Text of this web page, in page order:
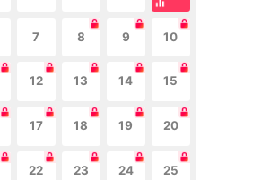
7 8 9 10
12 13 14 15
17 18 19 20
22 23 24 25